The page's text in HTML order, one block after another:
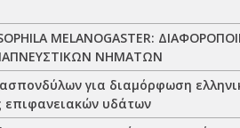
MELANOGASTER:
ΝΗΜΑΤΩΝ
για διαμόρφωση
επιφανειακών υδάτων